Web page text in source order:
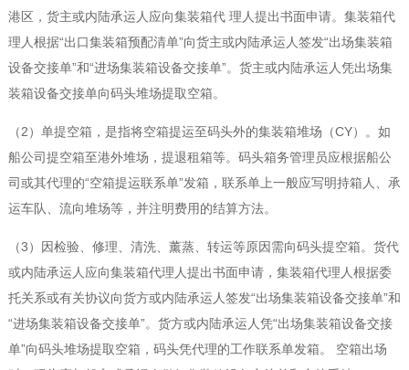
港区，货主或内陆承运人应向集装箱代 理人提出书面申请。集装箱代
理人根据“出口集装箱预配清单”向货主或内陆承运人签发“出场集装箱
设备交接单”和“进场集装箱设备交接单”。货主或内陆承运人凭出场集
装箱设备交接单向码头堆场提取空箱。
（2）单提空箱，是指将空箱提运至码头外的集装箱堆场（CY）。如
船公司提空箱至港外堆场，提退租箱等。码头箱务管理员应根据船公
司或其代理的“空箱提运联系单”发箱，联系单上一般应写明持箱人、承
运车队、流向堆场等，并注明费用的结算方法。
（3）因检验、修理、清洗、薰蒸、转运等原因需向码头提空箱。货代
或内陆承运人应向集装箱代理人提出书面申请，集装箱代理人根据委
托关系或有关协议向货方或内陆承运人签发“出场集装箱设备交接单”和
“进场集装箱设备交接单”。货方或内陆承运人凭“出场集装箱设备交接
单”向码头堆场提取空箱，码头凭代理的工作联系单发箱。 空箱出场